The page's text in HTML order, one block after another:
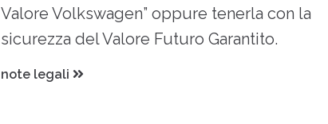
Valore Volkswagen” oppure tenerla con la
sicurezza del Valore Futuro Garantito.
note legali